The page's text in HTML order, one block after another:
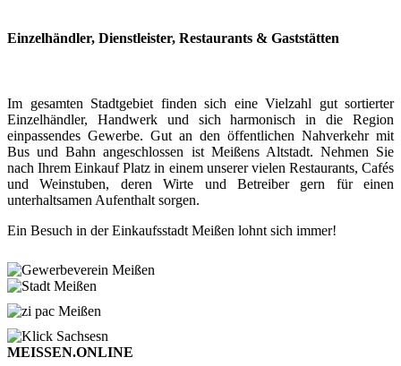
Einzelhändler, Dienstleister, Restaurants & Gaststätten
Im gesamten Stadtgebiet finden sich eine Vielzahl gut sortierter
Einzelhändler, Handwerk und sich harmonisch in die Region
einpassendes Gewerbe. Gut an den öffentlichen Nahverkehr mit
Bus und Bahn angeschlossen ist Meißens Altstadt. Nehmen Sie
nach Ihrem Einkauf Platz in einem unserer vielen Restaurants, Cafés
und Weinstuben, deren Wirte und Betreiber gern für einen
unterhaltsamen Aufenthalt sorgen.
Ein Besuch in der Einkaufsstadt Meißen lohnt sich immer!
MEISSEN.ONLINE